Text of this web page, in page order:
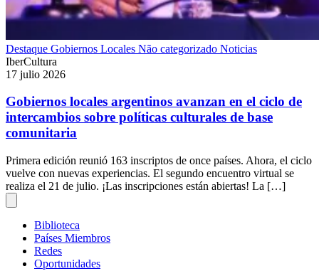
Destaque Gobiernos Locales Não categorizado Noticias
IberCultura
17 julio 2026
Gobiernos locales argentinos avanzan en el ciclo de
intercambios sobre políticas culturales de base
comunitaria
Primera edición reunió 163 inscriptos de once países. Ahora, el ciclo
vuelve con nuevas experiencias. El segundo encuentro virtual se
realiza el 21 de julio. ¡Las inscripciones están abiertas! La […]
Biblioteca
Países Miembros
Redes
Oportunidades